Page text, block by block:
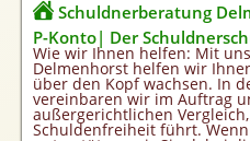
Schuldnerberatung
P-Konto| Der
Wie wir Ihnen helfen: Mit
Delmenhorst helfen wir
über den Kopf wachsen. In
vereinbaren wir im Auftrag
außergerichtlichen
Schuldenfreiheit führt.